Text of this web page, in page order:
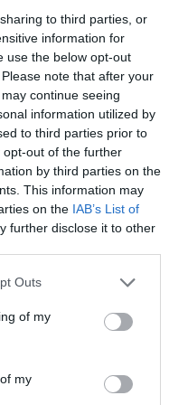
to third parties, or
information for
use the below opt-out
note that after your
continue seeing
information utilized by
to third parties prior to
out of the further
by third parties on the
This information may
on the IAB’s List of
further disclose it to other
Outs
of my
my
el Alzheimer» quiere
mensajes para
sobre el Alzheimer
Redacción
Alzheimer, en
la Confederación Española
de Familiares de Personas
y otras Demencias (CEAFA), la
de Neurología (SEN), la
de Geriatría y
la Sociedad Española de
(SEFAC) y laboratorio
la campaña solidaria
por el Alzheimer» con el
prevalente en España con